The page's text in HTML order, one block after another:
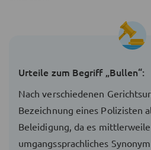
Urteile zum Begriff „Bullen“:
Nach verschiedenen
Bezeichnung eines Polizisten
Beleidigung, da es
umgangssprachliches